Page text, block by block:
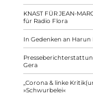
KNAST FÜR JEAN-
für Radio Flora
In Gedenken an Harun
Gera
„Corona & linke
»Schwurbelei«